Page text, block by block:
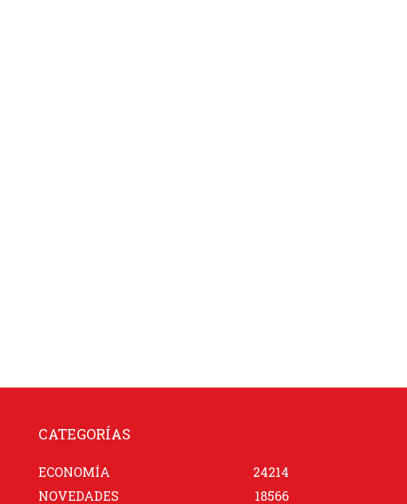
CATEGORÍAS
ECONOMÍA
24214
NOVEDADES
18566